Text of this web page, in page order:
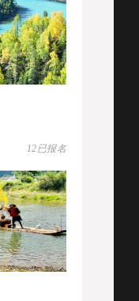
12已报名